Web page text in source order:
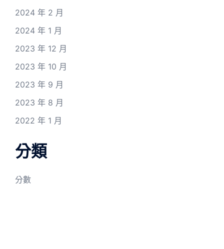
2024 年 2 月
2024 年 1 月
2023 年 12 月
2023 年 10 月
2023 年 9 月
2023 年 8 月
2022 年 1 月
分類
分數